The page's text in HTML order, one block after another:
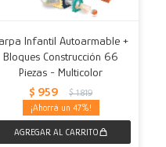
Infantil Autoarmable +
Bloques Construcción 66
Piezas - Multicolor
$ 959 $ 1.819
47